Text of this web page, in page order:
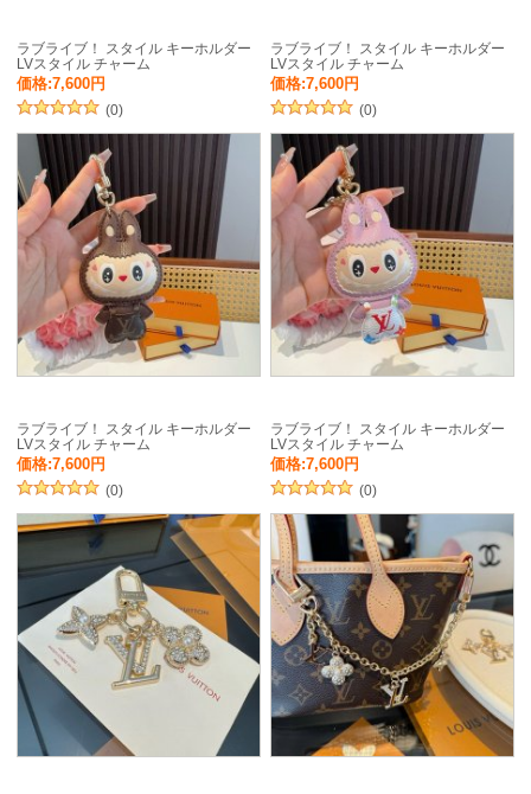
ラブライブ！ スタイル キーホルダー
LVスタイル チャーム
価格:7,600円
(0)
ラブライブ！ スタイル キーホルダー
LVスタイル チャーム
価格:7,600円
(0)
ラブライブ！ スタイル キーホルダー
LVスタイル チャーム
価格:7,600円
(0)
ラブライブ！ スタイル キーホルダー
LVスタイル チャーム
価格:7,600円
(0)